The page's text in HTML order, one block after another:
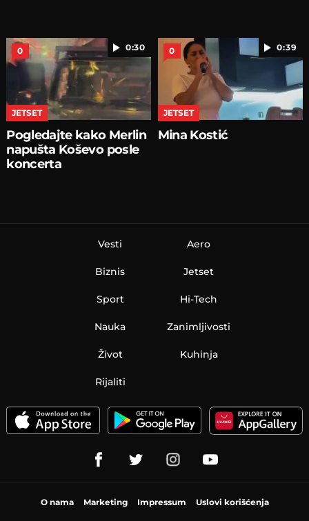
0:30
0
JETSET
Pogledajte kako Merlin
napušta Koševo posle
koncerta
0:39
0
JETSET
Mina Kostić
Vesti
Biznis
Sport
Nauka
Aero
Jetset
Hi-Tech
Zanimljivosti
Život Kuhinja
Rijaliti
O nama Marketing Impressum Uslovi korišćenja